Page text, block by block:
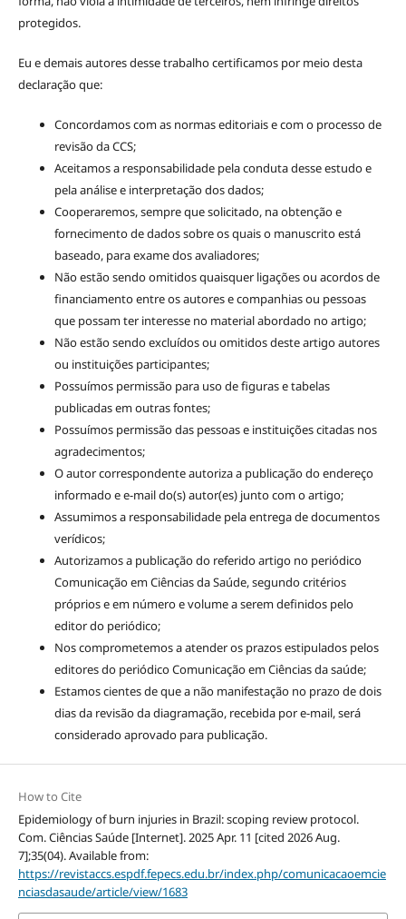
protegidos.
Eu e demais autores desse trabalho certificamos por meio desta
declaração que:
Concordamos com as normas editoriais e com o processo de
revisão da CCS;
Aceitamos a responsabilidade pela conduta desse estudo e
pela análise e interpretação dos dados;
Cooperaremos, sempre que solicitado, na obtenção e
fornecimento de dados sobre os quais o manuscrito está
baseado, para exame dos avaliadores;
Não estão sendo omitidos quaisquer ligações ou acordos de
financiamento entre os autores e companhias ou pessoas
que possam ter interesse no material abordado no artigo;
Não estão sendo excluídos ou omitidos deste artigo autores
ou instituições participantes;
Possuímos permissão para uso de figuras e tabelas
publicadas em outras fontes;
Possuímos permissão das pessoas e instituições citadas nos
agradecimentos;
O autor correspondente autoriza a publicação do endereço
informado e e-mail do(s) autor(es) junto com o artigo;
Assumimos a responsabilidade pela entrega de documentos
verídicos;
Autorizamos a publicação do referido artigo no periódico
Comunicação em Ciências da Saúde, segundo critérios
próprios e em número e volume a serem definidos pelo
editor do periódico;
Nos comprometemos a atender os prazos estipulados pelos
editores do periódico Comunicação em Ciências da saúde;
Estamos cientes de que a não manifestação no prazo de dois
dias da revisão da diagramação, recebida por e-mail, será
considerado aprovado para publicação.
How to Cite
Epidemiology of burn injuries in Brazil: scoping review protocol.
Com. Ciências Saúde [Internet]. 2025 Apr. 11 [cited 2026 Aug.
7];35(04). Available from:
https://revistaccs.espdf.fepecs.edu.br/index.php/comunicacaoemcie
nciasdasaude/article/view/1683